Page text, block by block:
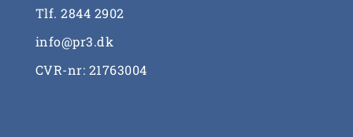
Tlf.2844 2902
info@pr3.dk
CVR-nr: 21763004